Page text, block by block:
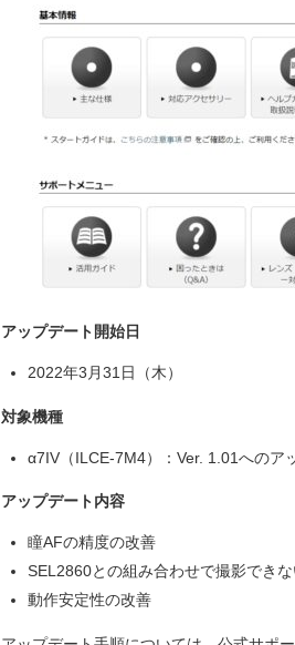
アップデート開始日
2022年3月31日（木）
対象機種
α7IV（ILCE-7M4）：Ver. 1.01へのア
アップデート内容
瞳AFの精度の改善
SEL2860との組み合わせで撮影でき
動作安定性の改善